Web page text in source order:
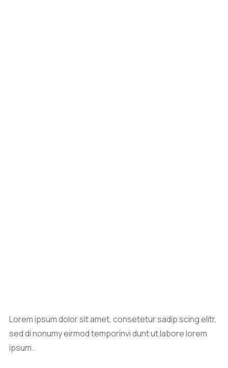
Lorem ipsum dolor sit amet, consetetur sadip scing elitr,
sed di nonumy eirmod temporinvi dunt ut labore lorem
ipsum.